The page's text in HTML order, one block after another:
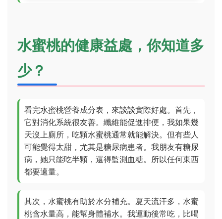
水蜜桃的健康益處，你知道多
少？
看完水蜜桃營養成分表，來談談實際好處。首先，
它對消化系統很友善。纖維能促進排便，我如果幾
天沒上廁所，吃顆水蜜桃通常就能解決。但有些人
可能覺得太甜，尤其是糖尿病患者。我朋友有糖尿
病，她只能吃半顆，還得監測血糖。所以任何東西
都要適量。
其次，水蜜桃有助於水分補充。夏天流汗多，水蜜
桃含水量高，能幫身體補水。我運動後常吃，比喝